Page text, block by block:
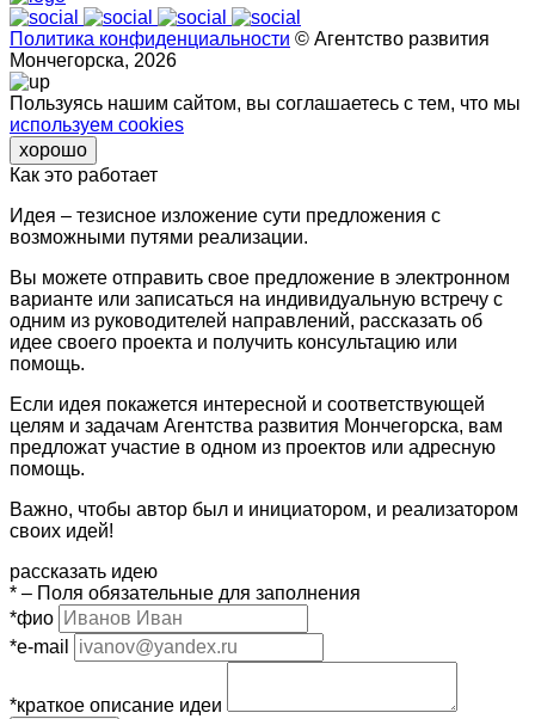
Политика конфиденциальности © Агентство развития
Мончегорска, 2026
Пользуясь нашим сайтом, вы соглашаетесь с тем, что мы
используем cookies
хорошо
Как это работает
Идея – тезисное изложение сути предложения с
возможными путями реализации.
Вы можете отправить свое предложение в электронном
варианте или записаться на индивидуальную встречу с
одним из руководителей направлений, рассказать об
идее своего проекта и получить консультацию или
помощь.
Если идея покажется интересной и соответствующей
целям и задачам Агентства развития Мончегорска, вам
предложат участие в одном из проектов или адресную
помощь.
Важно, чтобы автор был и инициатором, и реализатором
своих идей!
рассказать идею
* – Поля обязательные для заполнения
*фио
*e-mail
*краткое описание идеи